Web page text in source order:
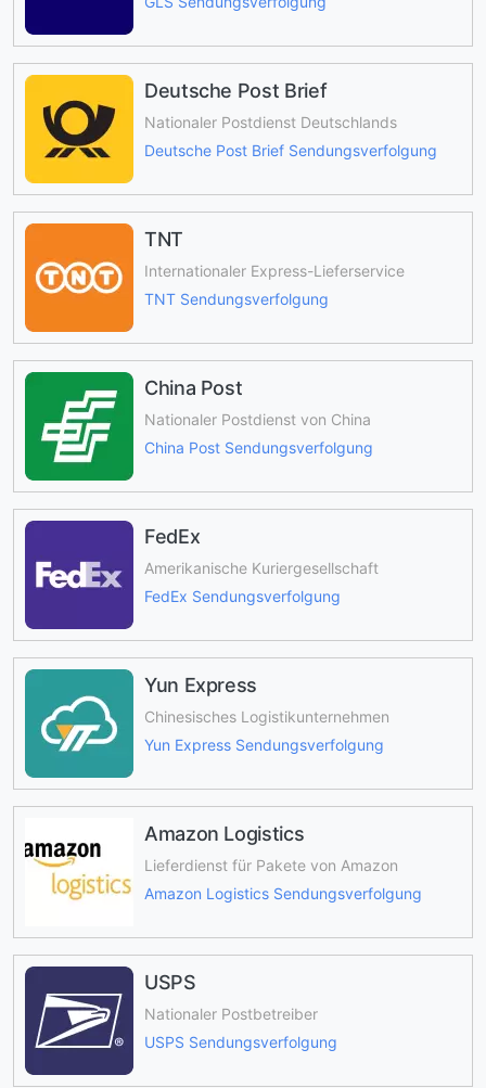
Deutsche Post Brief
Nationaler Postdienst Deutschlands
Deutsche Post Brief Sendungsverfolgung
TNT
Internationaler Express-Lieferservice
TNT Sendungsverfolgung
China Post
Nationaler Postdienst von China
China Post Sendungsverfolgung
FedEx
Amerikanische Kuriergesellschaft
FedEx Sendungsverfolgung
Yun Express
Chinesisches Logistikunternehmen
Yun Express Sendungsverfolgung
Amazon Logistics
Lieferdienst für Pakete von Amazon
Amazon Logistics Sendungsverfolgung
USPS
Nationaler Postbetreiber
USPS Sendungsverfolgung